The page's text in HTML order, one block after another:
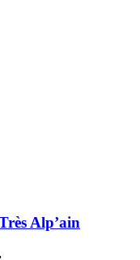
Alp’ain